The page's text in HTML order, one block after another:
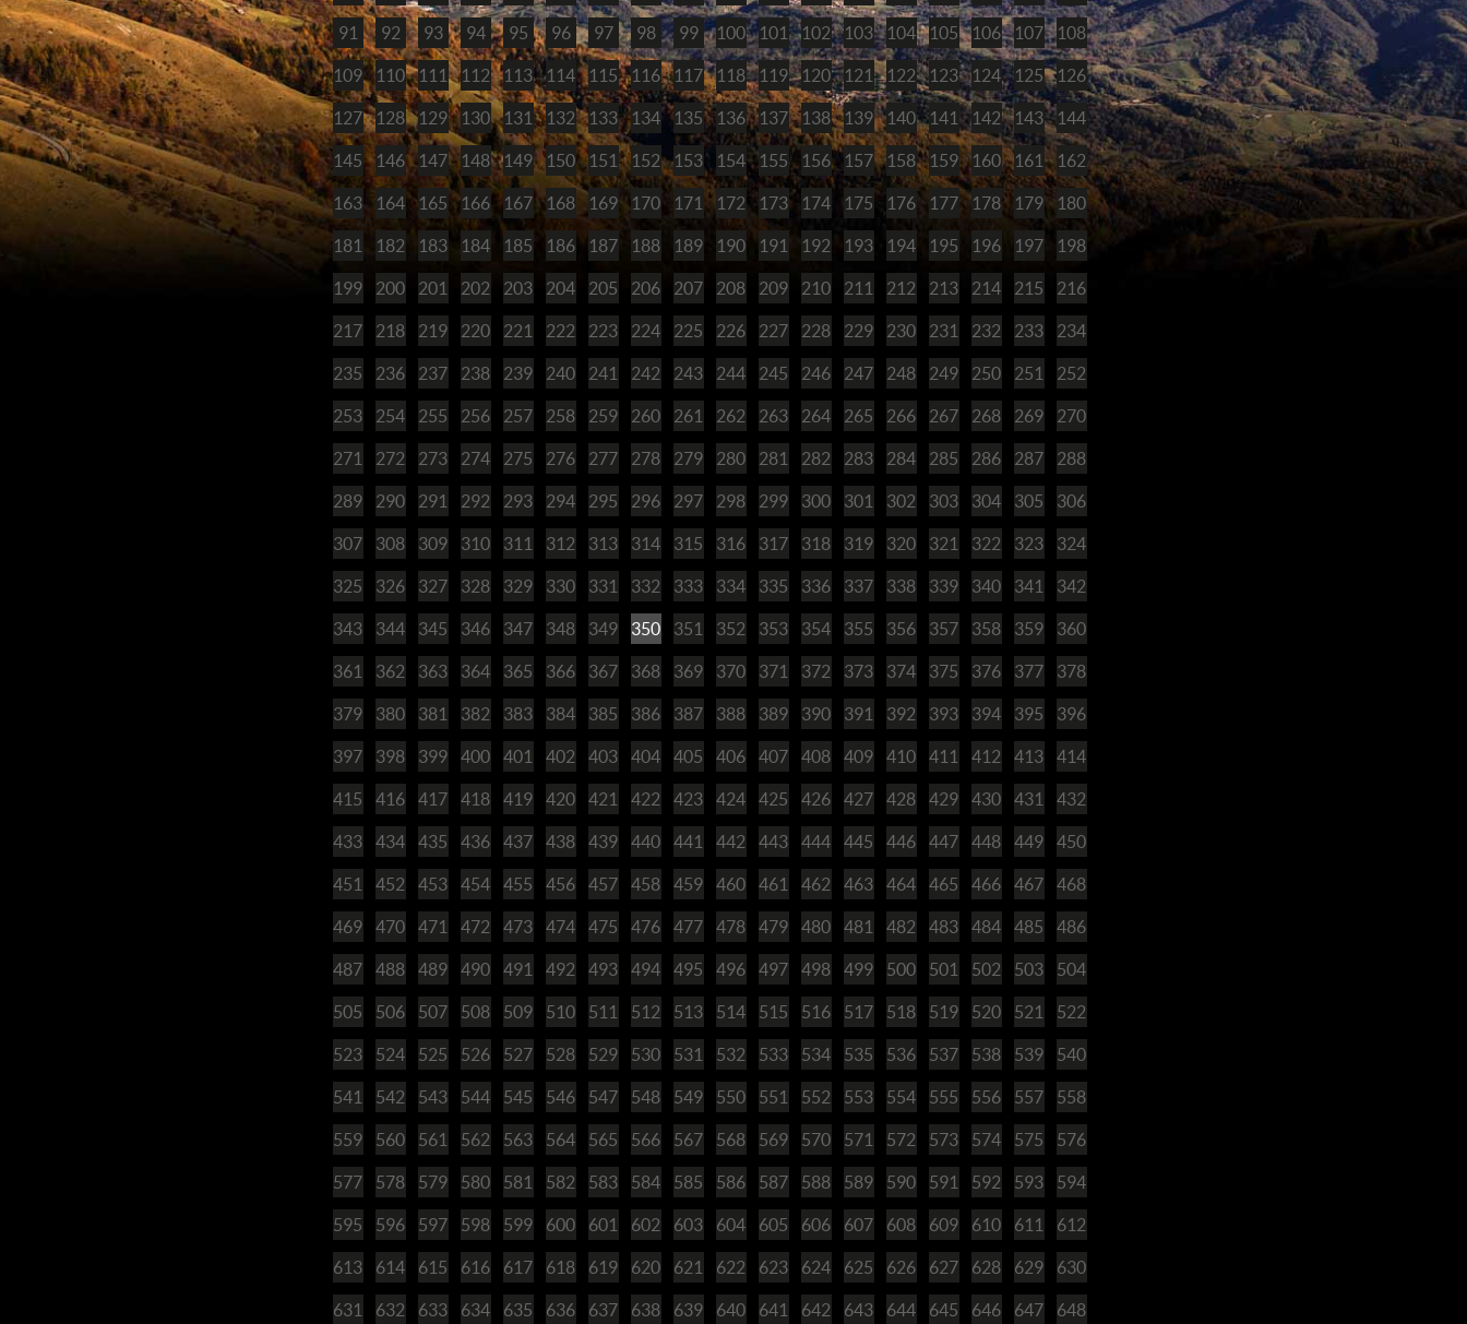
91 92 93 94 95 96 97 98 99 100 101 102 103 104 105 106 107 108
109 110 111 112 113 114 115 116 117 118 119 120 121 122 123 124 125 126
127 128 129 130 131 132 133 134 135 136 137 138 139 140 141 142 143 144
145 146 147 148 149 150 151 152 153 154 155 156 157 158 159 160 161 162
163 164 165 166 167 168 169 170 171 172 173 174 175 176 177 178 179 180
181 182 183 184 185 186 187 188 189 190 191 192 193 194 195 196 197 198
199 200 201 202 203 204 205 206 207 208 209 210 211 212 213 214 215 216
217 218 219 220 221 222 223 224 225 226 227 228 229 230 231 232 233 234
235 236 237 238 239 240 241 242 243 244 245 246 247 248 249 250 251 252
253 254 255 256 257 258 259 260 261 262 263 264 265 266 267 268 269 270
271 272 273 274 275 276 277 278 279 280 281 282 283 284 285 286 287 288
289 290 291 292 293 294 295 296 297 298 299 300 301 302 303 304 305 306
307 308 309 310 311 312 313 314 315 316 317 318 319 320 321 322 323 324
325 326 327 328 329 330 331 332 333 334 335 336 337 338 339 340 341 342
343 344 345 346 347 348 349 350 351 352 353 354 355 356 357 358 359 360
361 362 363 364 365 366 367 368 369 370 371 372 373 374 375 376 377 378
379 380 381 382 383 384 385 386 387 388 389 390 391 392 393 394 395 396
397 398 399 400 401 402 403 404 405 406 407 408 409 410 411 412 413 414
415 416 417 418 419 420 421 422 423 424 425 426 427 428 429 430 431 432
433 434 435 436 437 438 439 440 441 442 443 444 445 446 447 448 449 450
451 452 453 454 455 456 457 458 459 460 461 462 463 464 465 466 467 468
469 470 471 472 473 474 475 476 477 478 479 480 481 482 483 484 485 486
487 488 489 490 491 492 493 494 495 496 497 498 499 500 501 502 503 504
505 506 507 508 509 510 511 512 513 514 515 516 517 518 519 520 521 522
523 524 525 526 527 528 529 530 531 532 533 534 535 536 537 538 539 540
541 542 543 544 545 546 547 548 549 550 551 552 553 554 555 556 557 558
559 560 561 562 563 564 565 566 567 568 569 570 571 572 573 574 575 576
577 578 579 580 581 582 583 584 585 586 587 588 589 590 591 592 593 594
595 596 597 598 599 600 601 602 603 604 605 606 607 608 609 610 611 612
613 614 615 616 617 618 619 620 621 622 623 624 625 626 627 628 629 630
631 632 633 634 635 636 637 638 639 640 641 642 643 644 645 646 647 648